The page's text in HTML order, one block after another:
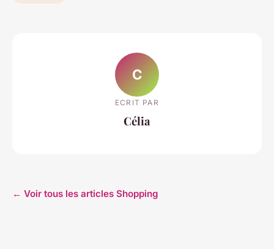
C
ECRIT PAR
Célia
← Voir tous les articles Shopping